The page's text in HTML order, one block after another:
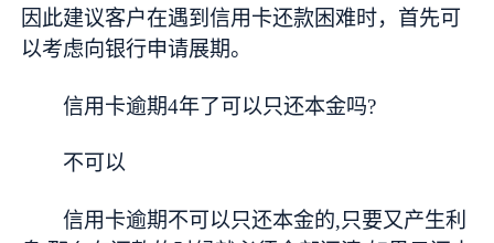
因此建议客户在遇到信用卡还款困难时，首先可
以考虑向银行申请展期。
信用卡逾期4年了可以只还本金吗?
不可以
信用卡逾期不可以只还本金的,只要又产生利